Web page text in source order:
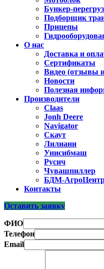
Бункер-
Подборщик
Прицепы
О нас
Доставка и
Сертификаты
Видео (отзывы
Новости
Полезная
Производители
Claas
Jonh Deere
Navigator
Скаут
Лилиани
Унисибмаш
Русич
Чувашпиллер
БДМ-
Контакты
Оставить заявку
ФИО
Телефон
Email